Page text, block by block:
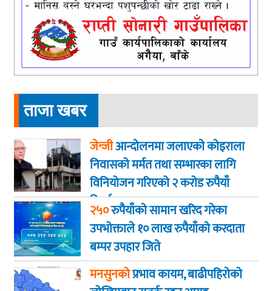
ताजा खबर
जेन्जीआन्दोलनमा जलाएकाे कोइराला
निवासको मर्मत तथा सम्भारका लागि
विनियोजन गरिएको २ करोड रुपैयाँ
फिर्ता
२५०रुपैयाँको सामान खरिद गरेका
उपभोक्ताले १० लाख रुपैयाँको करदाता
बम्पर उपहार जिते
मनसुनकोप्रभाव कायम, बाढीपहिरोको